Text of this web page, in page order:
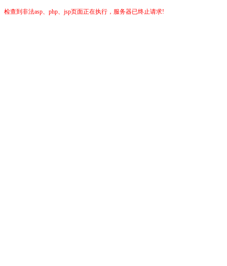
检查到非法asp、php、jsp页面正在执行，服务器已终止请求!